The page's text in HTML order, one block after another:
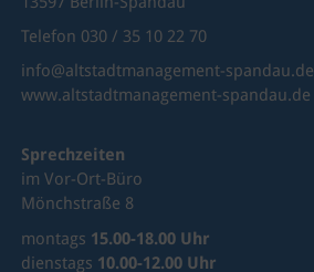
Telefon 030 / 35 10 22 70
info@altstadtmanagement-spandau.de
www.altstadtmanagement-spandau.de
Sprechzeiten
im Vor-Ort-Büro
Mönchstraße 8
montags 15.00-18.00 Uhr
dienstags 10.00-12.00 Uhr